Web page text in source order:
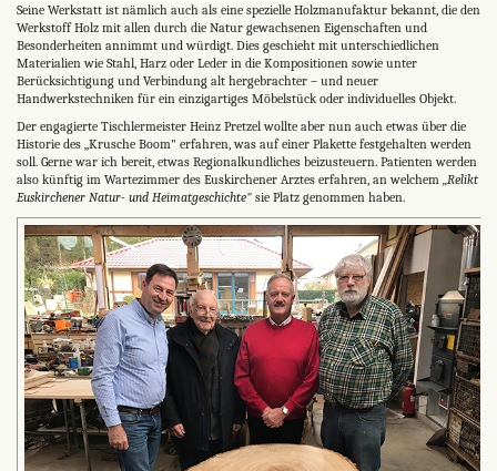
Seine Werkstatt ist nämlich auch als eine spezielle Holzmanufaktur bekannt, die den
Werkstoff Holz mit allen durch die Natur gewachsenen Eigenschaften und
Besonderheiten annimmt und würdigt. Dies geschieht mit unterschiedlichen
Materialien wie Stahl, Harz oder Leder in die Kompositionen sowie unter
Berücksichtigung und Verbindung alt hergebrachter – und neuer
Handwerkstechniken für ein einzigartiges Möbelstück oder individuelles Objekt.
Der engagierte Tischlermeister Heinz Pretzel wollte aber nun auch etwas über die
Historie des „Krusche Boom" erfahren, was auf einer Plakette festgehalten werden
soll. Gerne war ich bereit, etwas Regionalkundliches beizusteuern. Patienten werden
also künftig im Wartezimmer des Euskirchener Arztes erfahren, an welchem
„Relikt
Euskirchener Natur- und Heimatgeschichte" sie Platz genommen haben.